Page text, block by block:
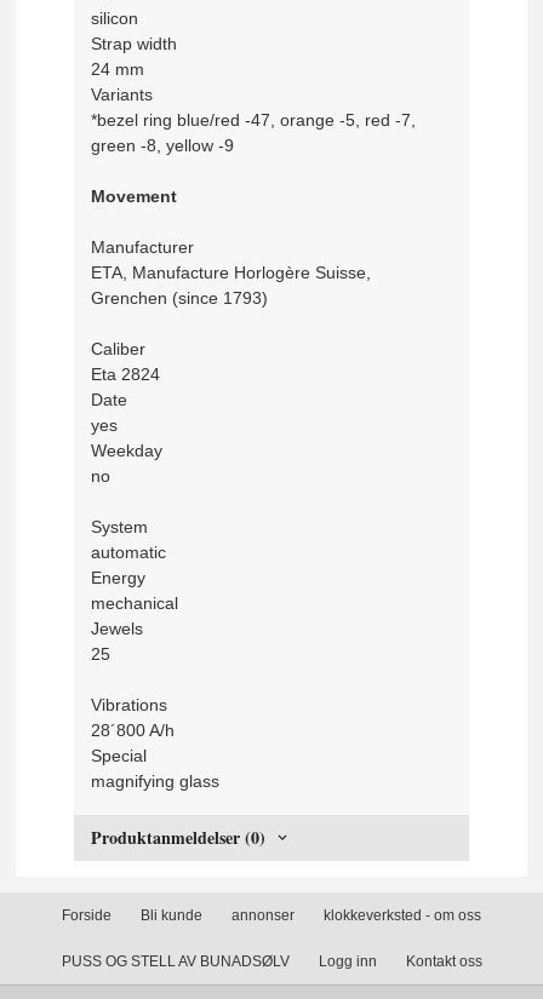
silicon
Strap width
24 mm
Variants
*bezel ring blue/red -47, orange -5, red -7,
green -8, yellow -9
Movement
Manufacturer
ETA, Manufacture Horlogère Suisse,
Grenchen (since 1793)
Caliber
Eta 2824
Date
yes
Weekday
no
System
automatic
Energy
mechanical
Jewels
25
Vibrations
28´800 A/h
Special
magnifying glass
Produktanmeldelser (0)
Forside Bli kunde annonser klokkeverksted - om oss
PUSS OG STELL AV BUNADSØLV Logg inn Kontakt oss